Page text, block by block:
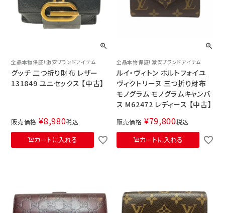
全品本物保証！激安ブランドアイテム
グッチ 二つ折り財布 レザー
131849 ユニセックス 【中古】
販売価格 ¥8,980税込
カートに入れる
全品本物保証！激安ブランドアイテム
ルイ・ヴィトン ポルトフォイユ
ヴィクトリーヌ 三つ折り財布
モノグラム モノグラムキャンバ
ス M62472 レディース 【中古】
販売価格 ¥79,800税込
カートに入れる